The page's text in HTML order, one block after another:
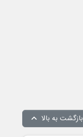
بازگشت به بالا 